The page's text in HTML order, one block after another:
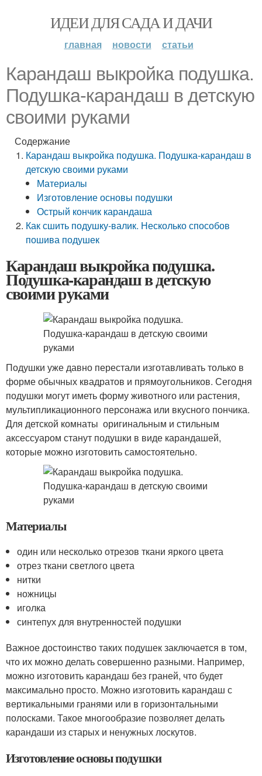
ИДЕИ ДЛЯ САДА И ДАЧИ
главная новости статьи
Карандаш выкройка подушка.
Подушка-карандаш в детскую
своими руками
Содержание
Карандаш выкройка подушка. Подушка-карандаш в
детскую своими руками
Материалы
Изготовление основы подушки
Острый кончик карандаша
Как сшить подушку-валик. Несколько способов
пошива подушек
Карандаш выкройка подушка.
Подушка-карандаш в детскую
своими руками
Подушки уже давно перестали изготавливать только в
форме обычных квадратов и прямоугольников. Сегодня
подушки могут иметь форму животного или растения,
мультипликационного персонажа или вкусного пончика.
Для детской комнаты оригинальным и стильным
аксессуаром станут подушки в виде карандашей,
которые можно изготовить самостоятельно.
Материалы
один или несколько отрезов ткани яркого цвета
отрез ткани светлого цвета
нитки
ножницы
иголка
синтепух для внутренностей подушки
Важное достоинство таких подушек заключается в том,
что их можно делать совершенно разными. Например,
можно изготовить карандаш без граней, что будет
максимально просто. Можно изготовить карандаш с
вертикальными гранями или в горизонтальными
полосками. Такое многообразие позволяет делать
карандаши из старых и ненужных лоскутов.
Изготовление основы подушки